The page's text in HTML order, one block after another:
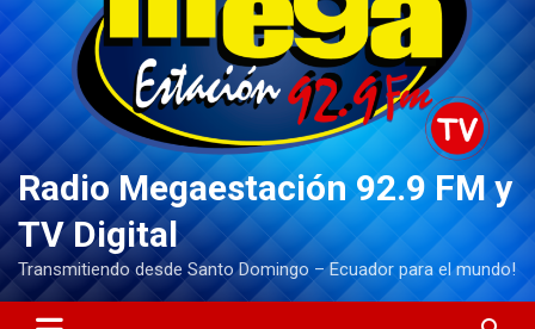
Radio Megaestación 92.9 FM y
TV Digital
Transmitiendo desde Santo Domingo – Ecuador para el mundo!